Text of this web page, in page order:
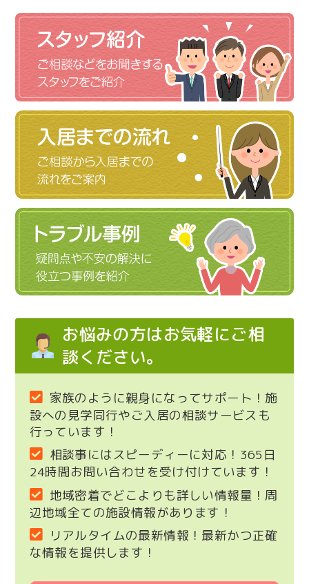
お悩みの方はお気軽にご相
談ください。
家族のように親身になってサポート！施
設への見学同行やご入居の相談サービスも
行っています！
相談事にはスピーディーに対応！365日
24時間お問い合わせを受け付けています！
地域密着でどこよりも詳しい情報量！周
辺地域全ての施設情報があります！
リアルタイムの最新情報！最新かつ正確
な情報を提供します！